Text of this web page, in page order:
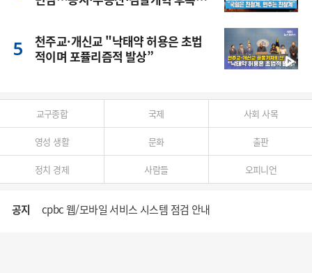
천주교·개신교 "낙태약 허용은 초법
적이며 포퓰리즘적 발상”
교구종합 국제 사회 사목
영성 생활 문화 출판
정치 경제 사람들 오피니언
공지 cpbc 웹/모바일 서비스 시스템 점검 안내